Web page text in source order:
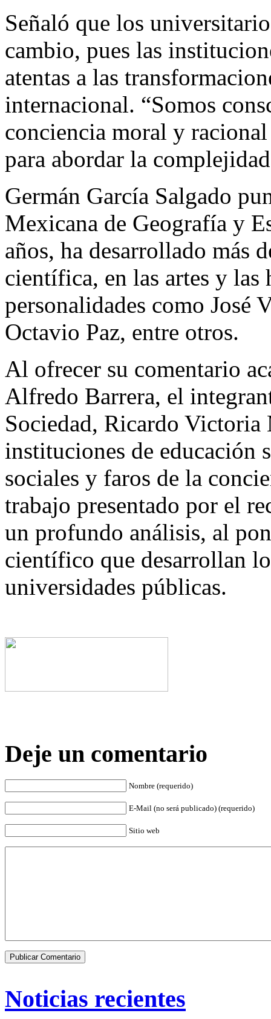
Señaló que los
cambio, pues las
atentas a las
internacional. “Somos
conciencia moral y
para abordar la
Germán García Salgado
Mexicana de Geografía y
años, ha desarrollado más
científica, en las artes y las
personalidades como José
Octavio Paz, entre otros.
Al ofrecer su comentario
Alfredo Barrera, el
Sociedad, Ricardo Victoria
instituciones de educación
sociales y faros de la
trabajo presentado por el
un profundo análisis, al
científico que desarrollan
universidades públicas.
Deje un comentario
Nombre (requerido)
E-Mail (no será publicado) (requerido)
Sitio web
Noticias recientes